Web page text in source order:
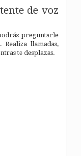
de voz
preguntarle
llamadas,
te desplazas.